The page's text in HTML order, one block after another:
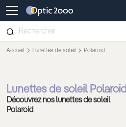
Retour vers la page d'accueil
Accueil Lunettes de soleil Polaroid
Lunettes de soleil Polaroid
Découvrez nos lunettes de soleil
Polaroid